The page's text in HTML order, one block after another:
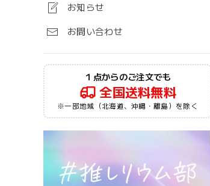
お知らせ
お問い合わせ
１点からのご注文でも
全国送料無料
※一部地域（北海道、沖縄・離島）を除く